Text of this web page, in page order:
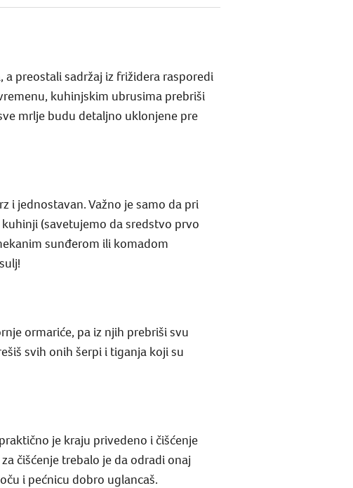
a preostali sadržaj iz frižidera rasporedi
kuhinjskim ubrusima prebriši
mrlje budu detaljno uklonjene pre
i jednostavan. Važno je samo da pri
(savetujemo da sredstvo prvo
sunđerom ili komadom
ormariće, pa iz njih prebriši svu
svih onih šerpi i tiganja koji su
je kraju privedeno i čišćenje
čišćenje trebalo je da odradi onaj
i pećnicu dobro uglancaš.